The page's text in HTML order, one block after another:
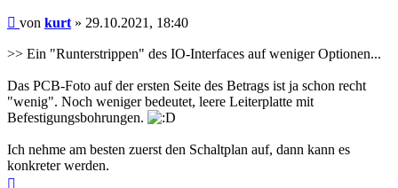
Beitrag
von kurt » 29.10.2021, 18:40
>> Ein "Runterstrippen" des IO-Interfaces auf weniger Optionen...
Das PCB-Foto auf der ersten Seite des Betrags ist ja schon recht
"wenig". Noch weniger bedeutet, leere Leiterplatte mit
Befestigungsbohrungen.
Ich nehme am besten zuerst den Schaltplan auf, dann kann es
konkreter werden.